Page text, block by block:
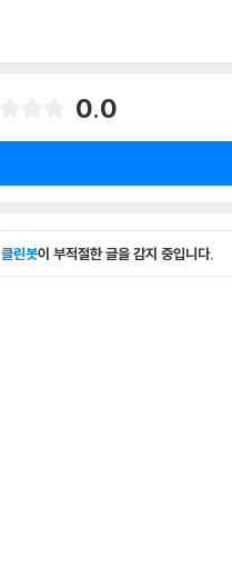
0.0
클린봇이 부적절한 글을 감지 중입니다.